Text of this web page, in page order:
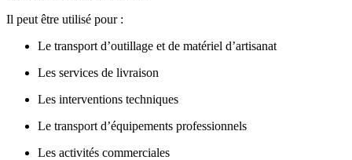
Il peut être utilisé pour :
Le transport d’outillage et de matériel d’artisanat
Les services de livraison
Les interventions techniques
Le transport d’équipements professionnels
Les activités commerciales